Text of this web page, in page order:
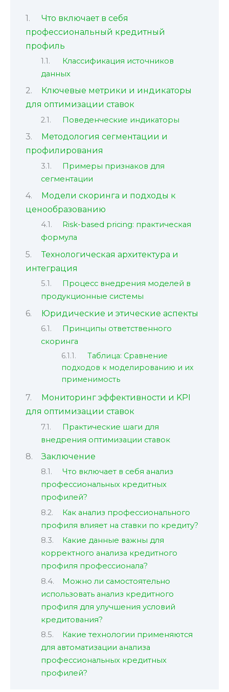
Что включает в себя
профессиональный кредитный
профиль
Классификация источников
данных
Ключевые метрики и индикаторы
для оптимизации ставок
Поведенческие индикаторы
Методология сегментации и
профилирования
Примеры признаков для
сегментации
Модели скоринга и подходы к
ценообразованию
Risk-based pricing: практическая
формула
Технологическая архитектура и
интеграция
Процесс внедрения моделей в
продукционные системы
Юридические и этические аспекты
Принципы ответственного
скоринга
Таблица: Сравнение
подходов к моделированию и их
применимость
Мониторинг эффективности и KPI
для оптимизации ставок
Практические шаги для
внедрения оптимизации ставок
Заключение
Что включает в себя анализ
профессиональных кредитных
профилей?
Как анализ профессионального
профиля влияет на ставки по кредиту?
Какие данные важны для
корректного анализа кредитного
профиля профессионала?
Можно ли самостоятельно
использовать анализ кредитного
профиля для улучшения условий
кредитования?
Какие технологии применяются
для автоматизации анализа
профессиональных кредитных
профилей?